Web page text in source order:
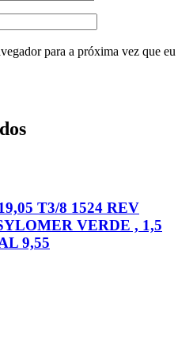
para a próxima vez que eu
T3/8 1524 REV
VERDE , 1,5
9,55